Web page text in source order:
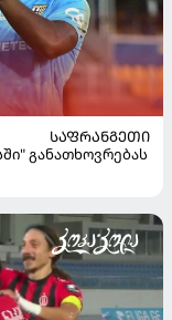
ᲡᲐᲤᲠᲐᲜᲒᲔᲗᲘ
განათხოვრებას